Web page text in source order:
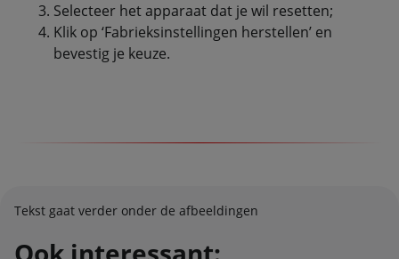
Selecteer het apparaat dat je wil resetten;
Klik op ‘Fabrieksinstellingen herstellen’ en
bevestig je keuze.
Tekst gaat verder onder de afbeeldingen